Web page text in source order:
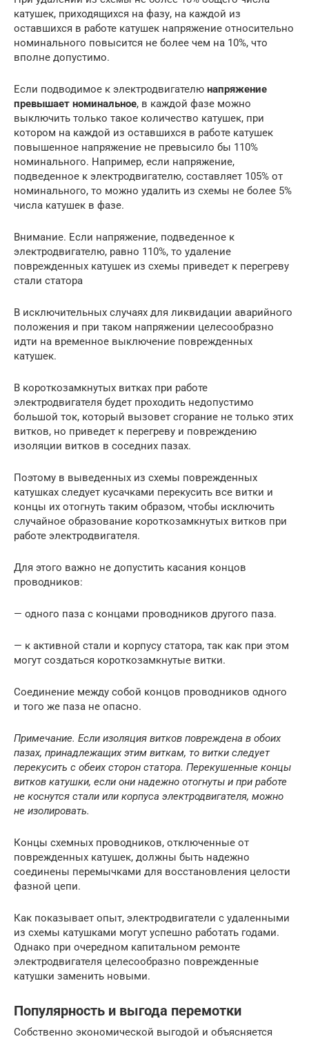
катушек, приходящихся на фазу, на каждой из
оставшихся в работе катушек напряжение относительно
номинального повысится не более чем на 10%, что
вполне допустимо.
Если подводимое к электродвигателю напряжение
превышает номинальное, в каждой фазе можно
выключить только такое количество катушек, при
котором на каждой из оставшихся в работе катушек
повышенное напряжение не превысило бы 110%
номинального. Например, если напряжение,
подведенное к электродвигателю, составляет 105% от
номинального, то можно удалить из схемы не более 5%
числа катушек в фазе.
Внимание. Если напряжение, подведенное к
электродвигателю, равно 110%, то удаление
поврежденных катушек из схемы приведет к перегреву
стали статора
В исключительных случаях для ликвидации аварийного
положения и при таком напряжении целесообразно
идти на временное выключение поврежденных
катушек.
В короткозамкнутых витках при работе
электродвигателя будет проходить недопустимо
большой ток, который вызовет сгорание не только этих
витков, но приведет к перегреву и повреждению
изоляции витков в соседних пазах.
Поэтому в выведенных из схемы поврежденных
катушках следует кусачками перекусить все витки и
концы их отогнуть таким образом, чтобы исключить
случайное образование короткозамкнутых витков при
работе электродвигателя.
Для этого важно не допустить касания концов
проводников:
— одного паза с концами проводников другого паза.
— к активной стали и корпусу статора, так как при этом
могут создаться короткозамкнутые витки.
Соединение между собой концов проводников одного
и того же паза не опасно.
Примечание. Если изоляция витков повреждена в обоих
пазах, принадлежащих этим виткам, то витки следует
перекусить с обеих сторон статора. Перекушенные концы
витков катушки, если они надежно отогнуты и при работе
не коснутся стали или корпуса электродвигателя, можно
не изолировать.
Концы схемных проводников, отключенные от
поврежденных катушек, должны быть надежно
соединены перемычками для восстановления целости
фазной цепи.
Как показывает опыт, электродвигатели с удаленными
из схемы катушками могут успешно работать годами.
Однако при очередном капитальном ремонте
электродвигателя целесообразно поврежденные
катушки заменить новыми.
Популярность и выгода перемотки
Собственно экономической выгодой и объясняется